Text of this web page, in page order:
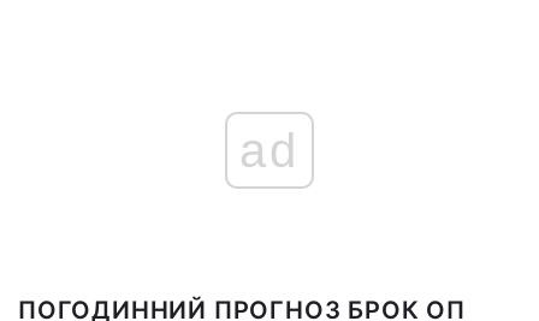
ad
ПОГОДИННИЙ ПРОГНОЗ БРОК ОП